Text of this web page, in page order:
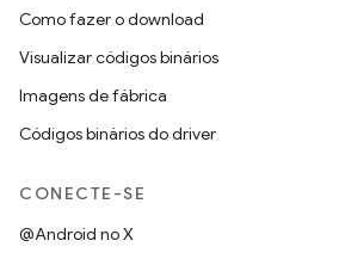
Como fazer o download
Visualizar códigos binários
Imagens de fábrica
Códigos binários do driver
CONECTE-SE
@Android no X